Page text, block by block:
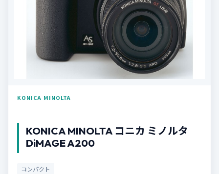
KONICA MINOLTA
KONICA MINOLTA コニカ ミノルタ
DiMAGE A200
コンパクト